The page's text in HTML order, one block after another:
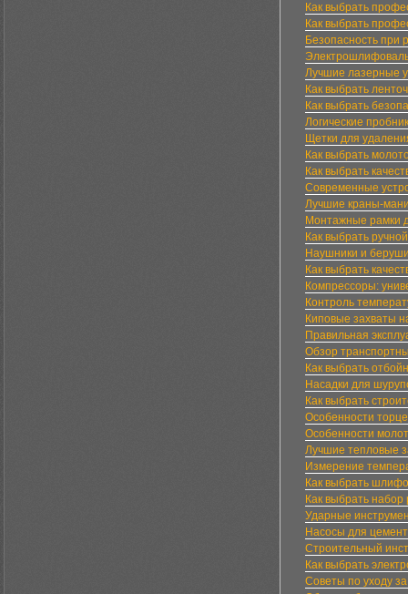
Как выбрать
Как выбрать
Безопасность при
Лучшие лазерные
Как выбрать
Как выбрать
Логические
Щетки для
Как выбрать
Как выбрать
Современные
Лучшие краны-
Монтажные рамки
Как выбрать
Наушники и
Как выбрать
Компрессоры:
Контроль
Киповые захваты
Правильная
Обзор
Как выбрать
Насадки для
Как выбрать
Особенности
Особенности
Лучшие тепловые
Измерение
Как выбрать
Как выбрать
Ударные
Насосы для
Строительный
Как выбрать
Советы по уходу